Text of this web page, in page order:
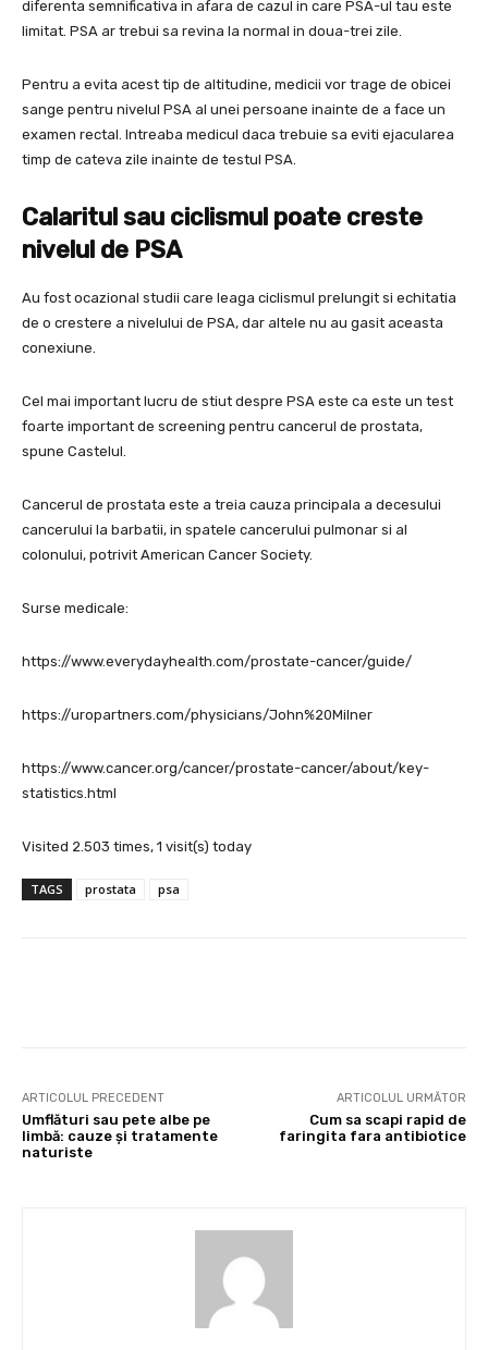
diferenta semnificativa in afara de cazul in care PSA-ul tau este
limitat. PSA ar trebui sa revina la normal in doua-trei zile.
Pentru a evita acest tip de altitudine, medicii vor trage de obicei
sange pentru nivelul PSA al unei persoane inainte de a face un
examen rectal. Intreaba medicul daca trebuie sa eviti ejacularea
timp de cateva zile inainte de testul PSA.
Calaritul sau ciclismul poate creste
nivelul de PSA
Au fost ocazional studii care leaga ciclismul prelungit si echitatia
de o crestere a nivelului de PSA, dar altele nu au gasit aceasta
conexiune.
Cel mai important lucru de stiut despre PSA este ca este un test
foarte important de screening pentru cancerul de prostata,
spune Castelul.
Cancerul de prostata este a treia cauza principala a decesului
cancerului la barbatii, in spatele cancerului pulmonar si al
colonului, potrivit American Cancer Society.
Surse medicale:
https://www.everydayhealth.com/prostate-cancer/guide/
https://uropartners.com/physicians/John%20Milner
https://www.cancer.org/cancer/prostate-cancer/about/key-
statistics.html
Visited 2.503 times, 1 visit(s) today
TAGS prostata psa
ARTICOLUL PRECEDENT
Umflături sau pete albe pe
limbă: cauze și tratamente
naturiste
ARTICOLUL URMĂTOR
Cum sa scapi rapid de
faringita fara antibiotice